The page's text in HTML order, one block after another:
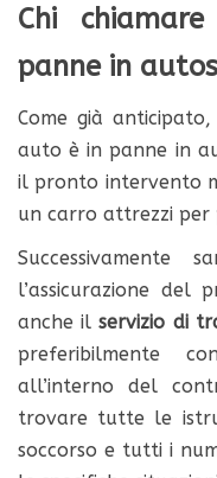
Chi
panne in
Come già
auto è in panne in
il pronto intervento
un carro attrezzi per
Successivamente
l’assicurazione del
anche ilservizio di
preferibilmente
all’interno del
trovare tutte le
soccorso e tutti i